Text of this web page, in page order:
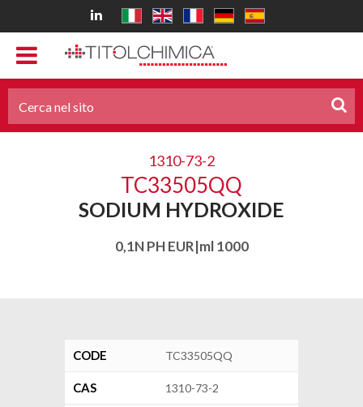
1310-73-2
TC33505QQ
SODIUM HYDROXIDE
0,1N PH EUR|ml 1000
CODE TC33505QQ
CAS 1310-73-2